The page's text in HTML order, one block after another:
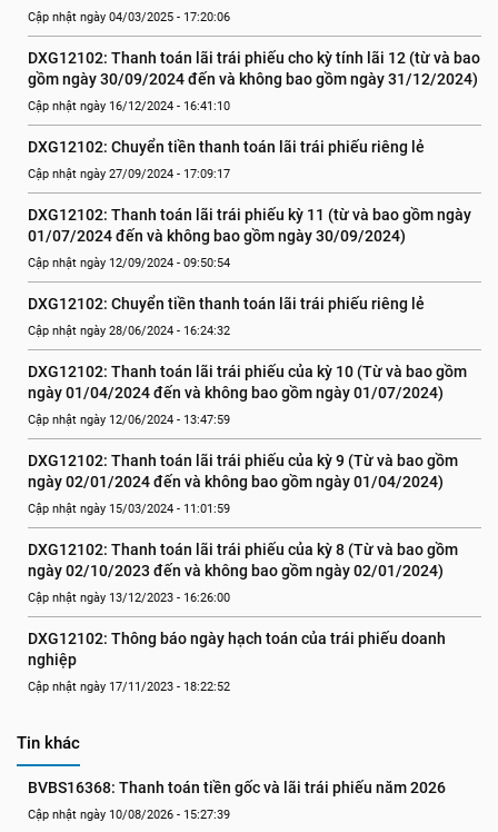
Cập nhật ngày 04/03/2025 - 17:20:06
DXG12102: Thanh toán lãi trái phiếu cho kỳ tính lãi 12 (từ và bao
gồm ngày 30/09/2024 đến và không bao gồm ngày 31/12/2024)
Cập nhật ngày 16/12/2024 - 16:41:10
DXG12102: Chuyển tiền thanh toán lãi trái phiếu riêng lẻ
Cập nhật ngày 27/09/2024 - 17:09:17
DXG12102: Thanh toán lãi trái phiếu kỳ 11 (từ và bao gồm ngày
01/07/2024 đến và không bao gồm ngày 30/09/2024)
Cập nhật ngày 12/09/2024 - 09:50:54
DXG12102: Chuyển tiền thanh toán lãi trái phiếu riêng lẻ
Cập nhật ngày 28/06/2024 - 16:24:32
DXG12102: Thanh toán lãi trái phiếu của kỳ 10 (Từ và bao gồm
ngày 01/04/2024 đến và không bao gồm ngày 01/07/2024)
Cập nhật ngày 12/06/2024 - 13:47:59
DXG12102: Thanh toán lãi trái phiếu của kỳ 9 (Từ và bao gồm
ngày 02/01/2024 đến và không bao gồm ngày 01/04/2024)
Cập nhật ngày 15/03/2024 - 11:01:59
DXG12102: Thanh toán lãi trái phiếu của kỳ 8 (Từ và bao gồm
ngày 02/10/2023 đến và không bao gồm ngày 02/01/2024)
Cập nhật ngày 13/12/2023 - 16:26:00
DXG12102: Thông báo ngày hạch toán của trái phiếu doanh
nghiệp
Cập nhật ngày 17/11/2023 - 18:22:52
Tin khác
BVBS16368: Thanh toán tiền gốc và lãi trái phiếu năm 2026
Cập nhật ngày 10/08/2026 - 15:27:39